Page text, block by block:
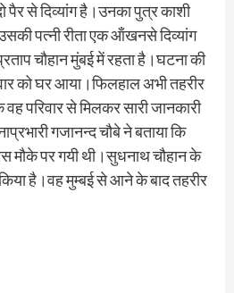
पैर से दिव्यांग है।उनका पुत्र काशी
पत्नी रीता एक ऑंखनसे दिव्यांग
चौहान मुंबई में रहता है।घटना की
को घर आया।फिलहाल अभी तहरीर
परिवार से मिलकर सारी जानकारी
गजानन्द चौबे ने बताया कि
मौके पर गयी थी।सुधनाथ चौहान के
है।वह मुम्बई से आने के बाद तहरीर